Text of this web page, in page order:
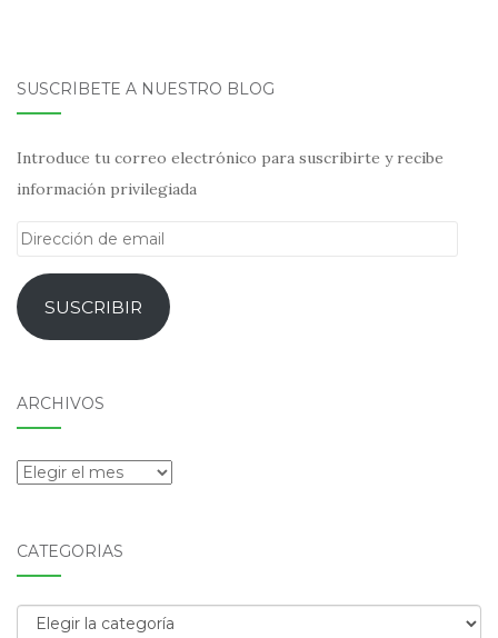
SUSCRÍBETE A NUESTRO BLOG
Introduce tu correo electrónico para suscribirte y recibe
información privilegiada
Dirección
emailSUSCRIBIR
ARCHIVOS
Archivos
CATEGORÍAS
Categorías